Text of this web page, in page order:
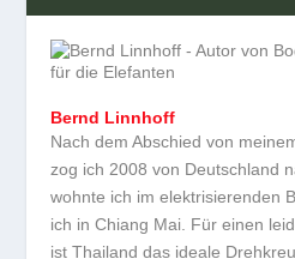
Bernd Linnhoff
Nach dem Abschied von
zog ich 2008 von Deutschland
wohnte ich im elektrisierenden
ich in Chiang Mai. Für einen
ist Thailand das ideale